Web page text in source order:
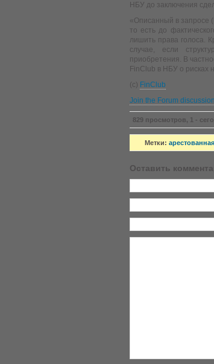
НБУ до заключения
«Описанный в запросе
то есть до
лишить права голоса.
случае, если
приобретения. В
FinClub в НБУ о рисках
(c) FinClub
Join the Forum
829 просмотров, 1 -
Метки:
Оставить